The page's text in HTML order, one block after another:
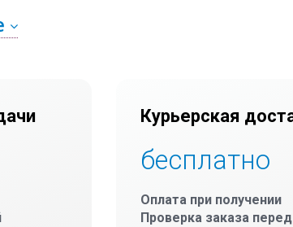
Курьерская
бесплатно
Оплата при получении
Проверка заказа